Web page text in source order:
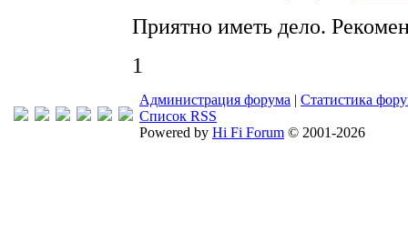
Приятно иметь дело.
1
Администрация форума | Статистика
Список RSS
Powered by Hi Fi Forum © 2001-2026